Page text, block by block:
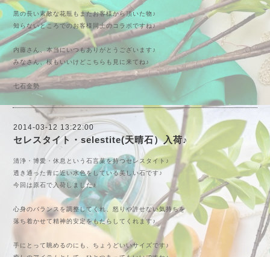
黒の長い素敵な花瓶もまたお客様から頂いた物♪
知らないところでのお客様同士のコラボですね♪
内藤さん、本当にいつもありがとうございます♪
みなさん、桜もいいけどこちらも見に来てね♪
七石金勢
2014-03-12 13:22:00
セレスタイト・selestite(天晴石）入荷♪
清浄・博愛・休息という石言葉を持つセレスタイト♪
透き通った青に近い水色をしている美しい石です♪
今回は原石で入荷しました♪
心身のバランスを調整してくれ、怒りや許せない気持ちを
落ち着かせて精神的安定をもたらしてくれます♪
手にとって眺めるのにも、ちょうどいいサイズです♪